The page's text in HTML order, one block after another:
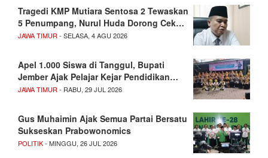
Tragedi KMP Mutiara Sentosa 2 Tewaskan
5 Penumpang, Nurul Huda Dorong Cek…
JAWA TIMUR - SELASA, 4 AGU 2026
Apel 1.000 Siswa di Tanggul, Bupati
Jember Ajak Pelajar Kejar Pendidikan…
JAWA TIMUR - RABU, 29 JUL 2026
Gus Muhaimin Ajak Semua Partai Bersatu
Sukseskan Prabowonomics
POLITIK- MINGGU, 26 JUL 2026